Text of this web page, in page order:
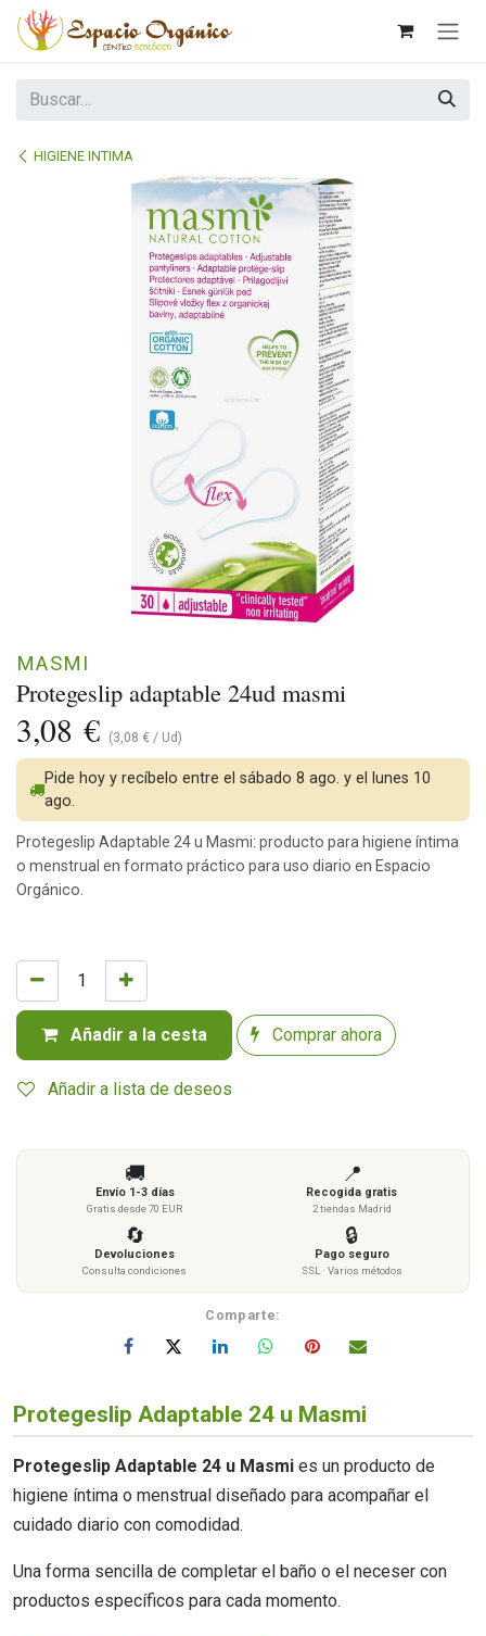
Ir al contenido
HIGIENE INTIMA
Protegeslip adaptable 24ud masmi
MASMI
3,08 € (3,08 € / Ud)
Añadir a la cesta Comprar ahora
Añadir a lista de deseos
Pide hoy y recíbelo entre el sábado 8 ago. y el lunes 10
ago.
Protegeslip Adaptable 24 u Masmi: producto para higiene íntima
o menstrual en formato práctico para uso diario en Espacio
Orgánico.
🚚
Envío 1-3 días
Gratis desde 70 EUR
📍
Recogida gratis
2 tiendas Madrid
🔄
Devoluciones
Consulta condiciones
🔒
Pago seguro
SSL · Varios métodos
Comparte:
Protegeslip Adaptable 24 u Masmi
Protegeslip Adaptable 24 u Masmi es un producto de
higiene íntima o menstrual diseñado para acompañar el
cuidado diario con comodidad.
Una forma sencilla de completar el baño o el neceser con
productos específicos para cada momento.